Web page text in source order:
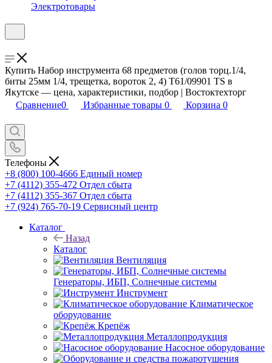
Электротовары
Купить Набор инструмента 68 предметов (голов торц.1/4,
биты 25мм 1/4, трещетка, вороток 2, 4) T61/09901 TS в
Якутске — цена, характеристики, подбор | Востоктехторг
Сравнение0 Избранные товары 0 Корзина 0
Телефоны
+8 (800) 100-4666 Единый номер
+7 (4112) 355-472 Отдел сбыта
+7 (4112) 355-367 Отдел сбыта
+7 (924) 765-70-19 Сервисный центр
Каталог
Назад
Каталог
Вентиляция
Генераторы, ИБП, Солнечные системы
Инструмент
Климатическое
оборудование
Крепёж
Металлопродукция
Насосное оборудование